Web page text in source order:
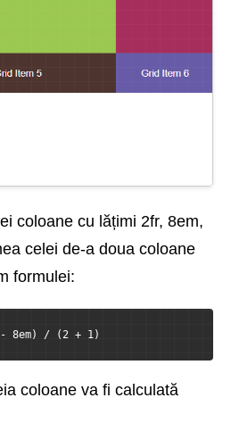
coloane cu lățimi 2fr, 8em,
celei de-a doua coloane
formulei:
8em) / (2 + 1)
coloane va fi calculată